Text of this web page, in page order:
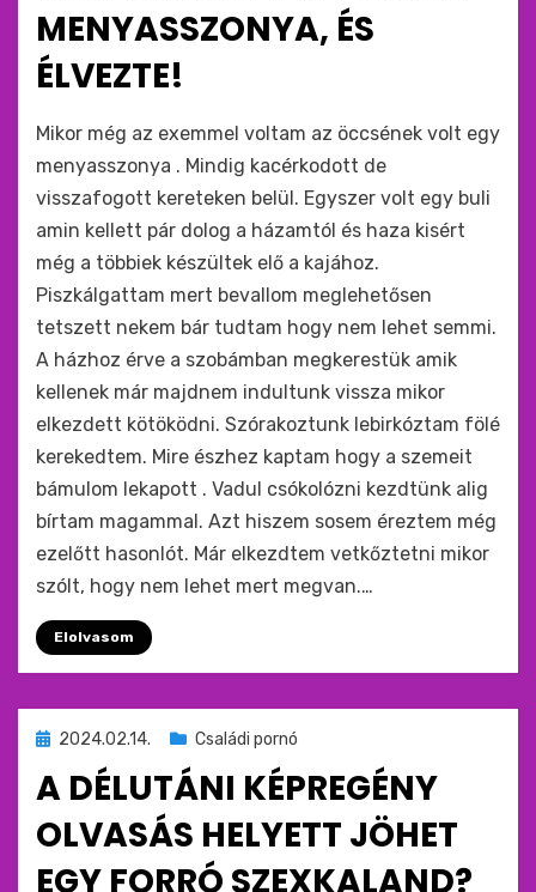
MENYASSZONYA, ÉS
ÉLVEZTE!
monkey
Mikor még az exemmel voltam az öccsének volt egy
menyasszonya . Mindig kacérkodott de
visszafogott kereteken belül. Egyszer volt egy buli
amin kellett pár dolog a házamtól és haza kisért
még a többiek készültek elő a kajához.
Piszkálgattam mert bevallom meglehetősen
tetszett nekem bár tudtam hogy nem lehet semmi.
A házhoz érve a szobámban megkerestük amik
kellenek már majdnem indultunk vissza mikor
elkezdett kötöködni. Szórakoztunk lebirkóztam fölé
kerekedtem. Mire észhez kaptam hogy a szemeit
bámulom lekapott . Vadul csókolózni kezdtünk alig
bírtam magammal. Azt hiszem sosem éreztem még
ezelőtt hasonlót. Már elkezdtem vetkőztetni mikor
szólt, hogy nem lehet mert megvan.…
Elolvasom
Beküldve
:
2024.02.14. Családi pornó
A DÉLUTÁNI KÉPREGÉNY
OLVASÁS HELYETT JÖHET
EGY FORRÓ SZEXKALAND?